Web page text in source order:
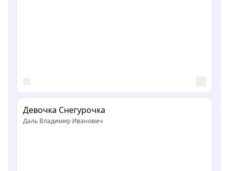
Девочка Снегурочка
Даль Владимир Иванович